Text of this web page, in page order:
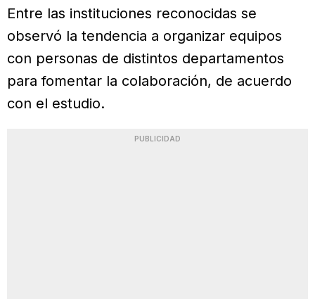
Entre las instituciones reconocidas se
observó la tendencia a organizar equipos
con personas de distintos departamentos
para fomentar la colaboración, de acuerdo
con el estudio.
PUBLICIDAD